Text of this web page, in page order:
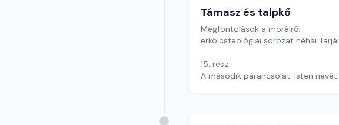
Támasz és talpkő
Megfontolások a morálról
erkölcsteológiai sorozat néhai
15. rész
A második parancsolat: Isten